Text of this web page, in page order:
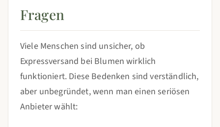
Fragen
Viele Menschen sind unsicher, ob
Expressversand bei Blumen wirklich
funktioniert. Diese Bedenken sind verständlich,
aber unbegründet, wenn man einen seriösen
Anbieter wählt: